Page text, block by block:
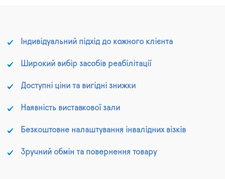
Індивідуальний підхід до кожного клієнта
Широкий вибір засобів реабілітації
Доступні ціни та вигідні знижки
Наявність виставкової зали
Безкоштовне налаштування інвалідних візків
Зручний обмін та повернення товару